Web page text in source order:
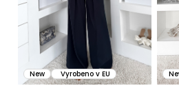
New Vyrobeno v EU